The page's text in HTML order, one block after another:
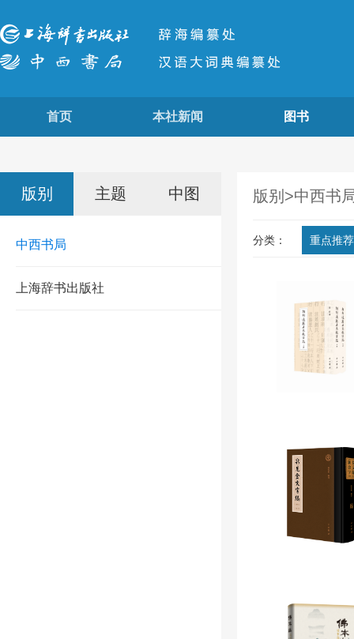
首页 本社新闻 图书
版别 主题 中图
中西书局
上海辞书出版社
版别>中西书
分类： 重点推